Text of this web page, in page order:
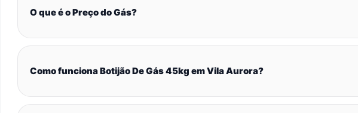
O que é o Preço do Gás?
Como funciona Botijão De Gás 45kg em Vila Aurora?